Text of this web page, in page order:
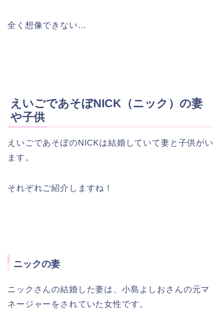
全く想像できない…
えいごであそぼNICK（ニック）の妻
や子供
えいごであそぼのNICKは結婚していて妻と子供がい
ます。
それぞれご紹介しますね！
ニックの妻
ニックさんの結婚した妻は、小島よしおさんの元マ
ネージャーをされていた女性です。